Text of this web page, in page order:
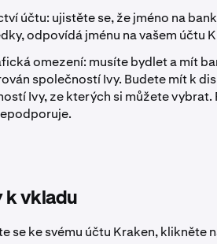
účtu: ujistěte se, že jméno na
odpovídá jménu na vašem účtu
omezení: musíte bydlet a mít
společností Ivy. Budete mít k
Ivy, ze kterých si můžete vybrat.
k vkladu
se ke svému účtu Kraken, klikněte